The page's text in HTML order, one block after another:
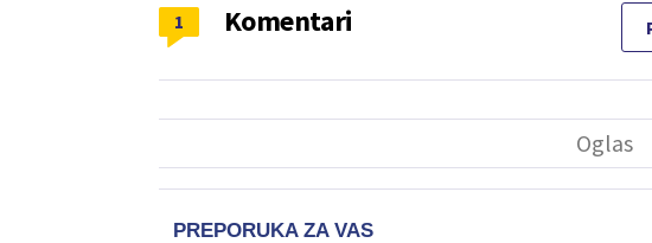
Komentari
1
PREPORUKA ZA VAS